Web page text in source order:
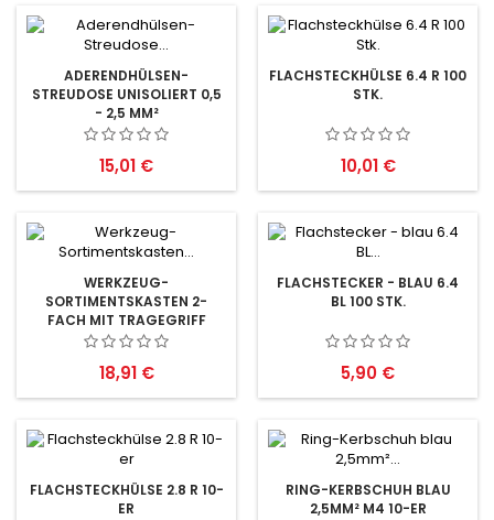
ADERENDHÜLSEN-
STREUDOSE UNISOLIERT 0,5
- 2,5 MM²
Preis
15,01 €
FLACHSTECKHÜLSE 6.4 R 100
STK.
Preis
10,01 €
WERKZEUG-
SORTIMENTSKASTEN 2-
FACH MIT TRAGEGRIFF
Preis
18,91 €
FLACHSTECKER - BLAU 6.4
BL 100 STK.
Preis
5,90 €
FLACHSTECKHÜLSE 2.8 R 10-
ER
RING-KERBSCHUH BLAU
2,5MM² M4 10-ER